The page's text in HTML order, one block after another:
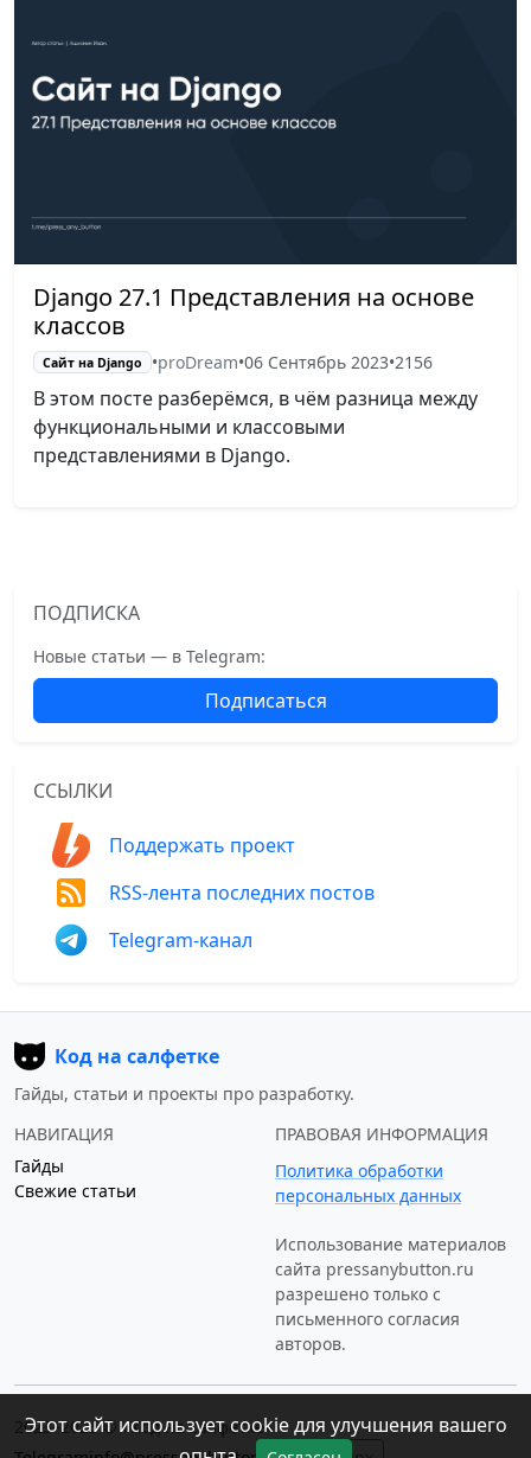
Django 27.1 Представления на основе
классов
Сайт на Django •proDream•06 Сентябрь 2023•2156
В этом посте разберёмся, в чём разница между
функциональными и классовыми
представлениями в Django.
ПОДПИСКА
Новые статьи — в Telegram:
Подписаться
ССЫЛКИ
Поддержать проект
RSS-лента последних постов
Telegram-канал
Код на салфетке
Гайды, статьи и проекты про разработку.
НАВИГАЦИЯ
Гайды
Свежие статьи
ПРАВОВАЯ ИНФОРМАЦИЯ
Политика обработки
персональных данных
Использование материалов
сайта pressanybutton.ru
разрешено только c
письменного согласия
авторов.
2023–2026 © «Код на салфетке»
Этот сайт использует cookie для улучшения вашего